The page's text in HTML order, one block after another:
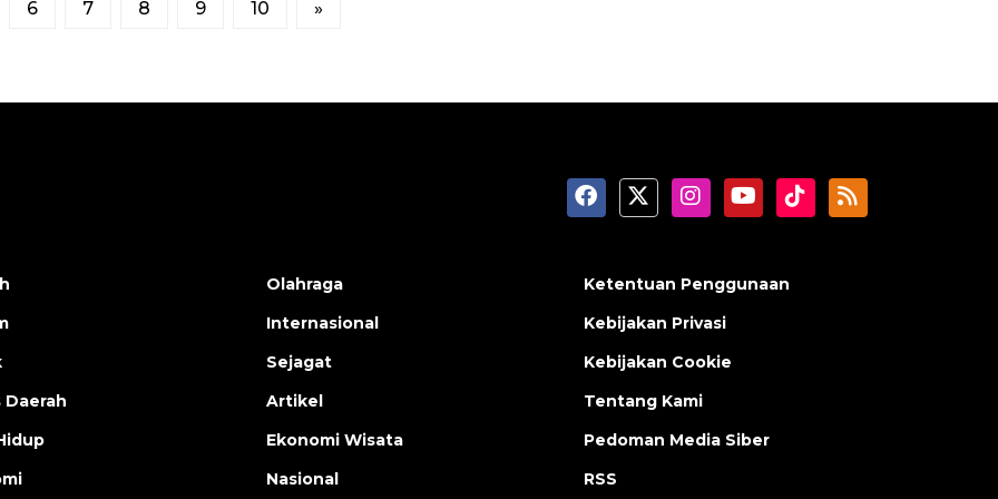
6 7 8 9 10 »
Olahraga
Internasional
Sejagat
Artikel
Ekonomi Wisata
Nasional
Ketentuan Penggunaan
Kebijakan Privasi
Kebijakan Cookie
Tentang Kami
Pedoman Media Siber
RSS